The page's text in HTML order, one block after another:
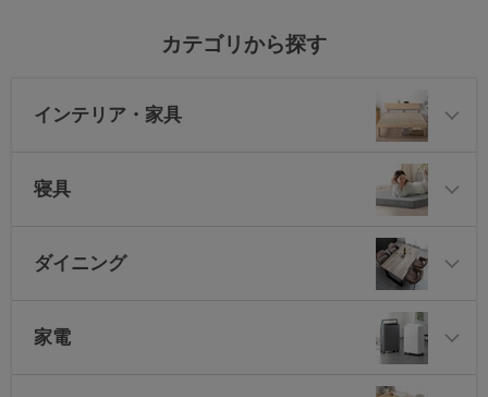
カテゴリから探す
インテリア・家具
寝具
ダイニング
家電